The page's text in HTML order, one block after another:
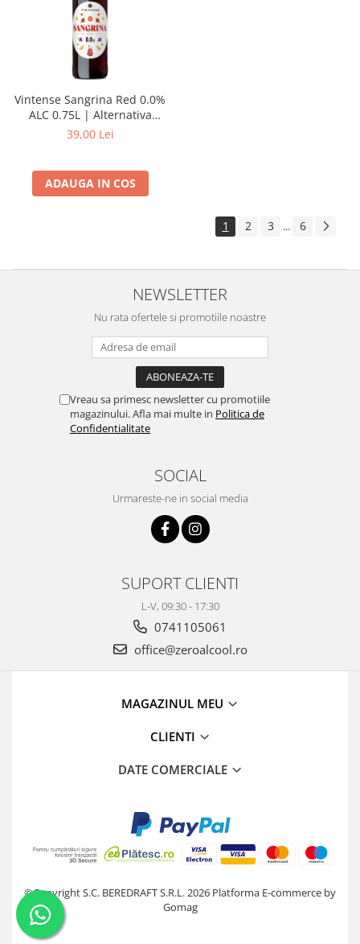
Vintense Sangrina Red 0.0%
ALC 0.75L | Alternativa
nealcoolica la sangria
39,00 Lei
ADAUGA IN COS
1 2 3 ... 6
NEWSLETTER
Nu rata ofertele si promotiile noastre
Vreau sa primesc newsletter cu promotiile
magazinului. Afla mai multe in Politica de
Confidentialitate
SOCIAL
Urmareste-ne in social media
SUPORT CLIENTI
L-V, 09:30 - 17:30
0741105061
office@zeroalcool.ro
MAGAZINUL MEU
CLIENTI
DATE COMERCIALE
©Copyright S.C. BEREDRAFT S.R.L. 2026 Platforma E-commerce by
Gomag